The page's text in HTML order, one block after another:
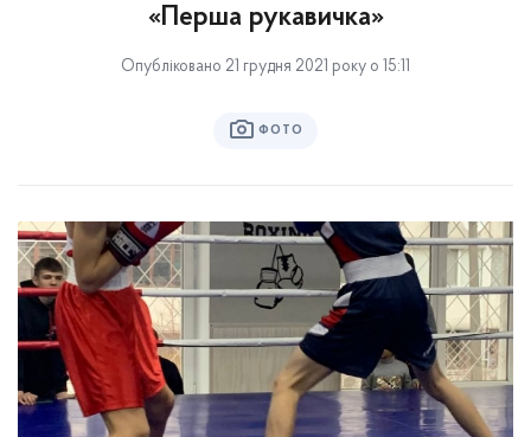
«Перша рукавичка»
Опубліковано 21 грудня 2021 року о 15:11
ФОТО